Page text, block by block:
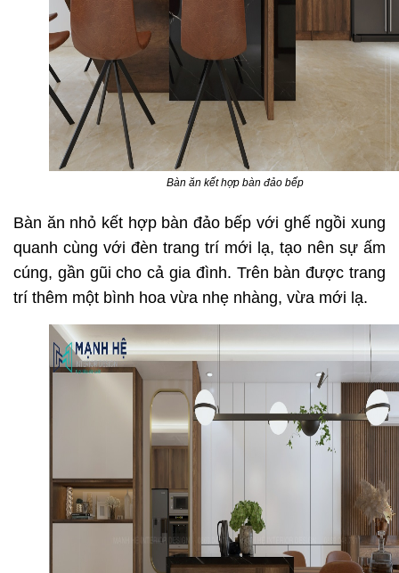
Bàn ăn kết hợp bàn đảo bếp
Bàn ăn nhỏ kết hợp bàn đảo bếp với ghế ngồi xung
quanh cùng với đèn trang trí mới lạ, tạo nên sự ấm
cúng, gần gũi cho cả gia đình. Trên bàn được trang
trí thêm một bình hoa vừa nhẹ nhàng, vừa mới lạ.